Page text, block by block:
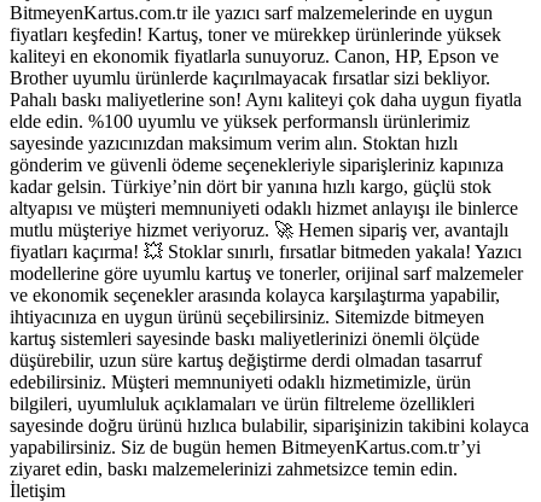
BitmeyenKartus.com.tr ile yazıcı sarf malzemelerinde en uygun
fiyatları keşfedin! Kartuş, toner ve mürekkep ürünlerinde yüksek
kaliteyi en ekonomik fiyatlarla sunuyoruz. Canon, HP, Epson ve
Brother uyumlu ürünlerde kaçırılmayacak fırsatlar sizi bekliyor.
Pahalı baskı maliyetlerine son! Aynı kaliteyi çok daha uygun fiyatla
elde edin. %100 uyumlu ve yüksek performanslı ürünlerimiz
sayesinde yazıcınızdan maksimum verim alın. Stoktan hızlı
gönderim ve güvenli ödeme seçenekleriyle siparişleriniz kapınıza
kadar gelsin. Türkiye’nin dört bir yanına hızlı kargo, güçlü stok
altyapısı ve müşteri memnuniyeti odaklı hizmet anlayışı ile binlerce
mutlu müşteriye hizmet veriyoruz. 🚀 Hemen sipariş ver, avantajlı
fiyatları kaçırma! 💥 Stoklar sınırlı, fırsatlar bitmeden yakala! Yazıcı
modellerine göre uyumlu kartuş ve tonerler, orijinal sarf malzemeler
ve ekonomik seçenekler arasında kolayca karşılaştırma yapabilir,
ihtiyacınıza en uygun ürünü seçebilirsiniz. Sitemizde bitmeyen
kartuş sistemleri sayesinde baskı maliyetlerinizi önemli ölçüde
düşürebilir, uzun süre kartuş değiştirme derdi olmadan tasarruf
edebilirsiniz. Müşteri memnuniyeti odaklı hizmetimizle, ürün
bilgileri, uyumluluk açıklamaları ve ürün filtreleme özellikleri
sayesinde doğru ürünü hızlıca bulabilir, siparişinizin takibini kolayca
yapabilirsiniz. Siz de bugün hemen BitmeyenKartus.com.tr’yi
ziyaret edin, baskı malzemelerinizi zahmetsizce temin edin.
İletişim